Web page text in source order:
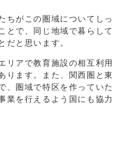
ちがこの圏域についてしっ
とで、同じ地域で暮らして
だと思います。
リアで教育施設の相互利用
ります。また、関西圏と東
、圏域で特区を作っていた
業を行えるよう国にも協力